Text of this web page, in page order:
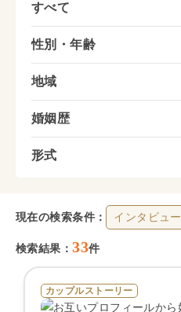
すべて
性別・年齢
地域
婚姻歴
形式
現在の検索条件： インタビュー
検索結果：33件
カップルストーリー